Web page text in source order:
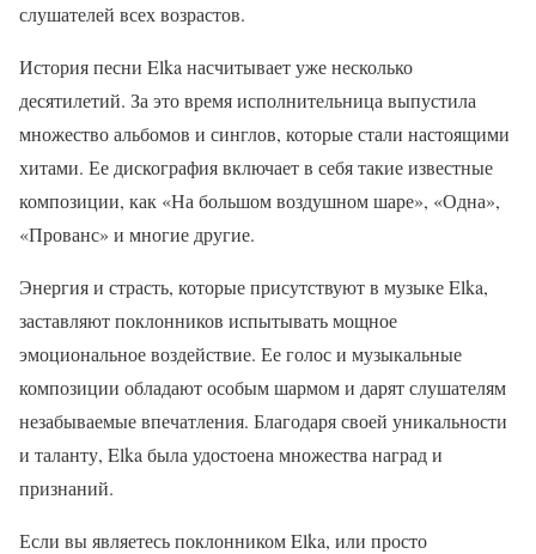
слушателей всех возрастов.
История песни Elka насчитывает уже несколько
десятилетий. За это время исполнительница выпустила
множество альбомов и синглов, которые стали настоящими
хитами. Ее дискография включает в себя такие известные
композиции, как «На большом воздушном шаре», «Одна»,
«Прованс» и многие другие.
Энергия и страсть, которые присутствуют в музыке Elka,
заставляют поклонников испытывать мощное
эмоциональное воздействие. Ее голос и музыкальные
композиции обладают особым шармом и дарят слушателям
незабываемые впечатления. Благодаря своей уникальности
и таланту, Elka была удостоена множества наград и
признаний.
Если вы являетесь поклонником Elka, или просто